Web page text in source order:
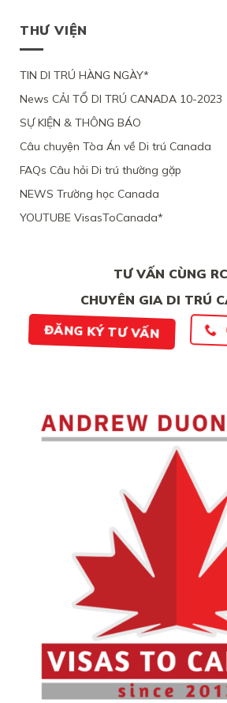
THƯ VIỆN
TIN DI TRÚ HÀNG NGÀY*
News CẢI TỔ DI TRÚ CANADA 10-2023
SỰ KIỆN & THÔNG BÁO
Câu chuyện Tòa Án về Di trú Canada
FAQs Câu hỏi Di trú thường gặp
NEWS Trường học Canada
YOUTUBE VisasToCanada*
TƯ VẤN CÙNG
CHUYÊN GIA DI TRÚ
ĐĂNG KÝ TƯ VẤN